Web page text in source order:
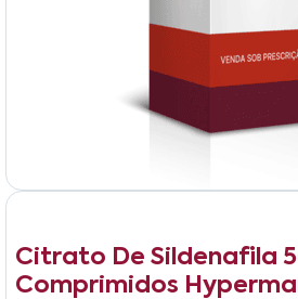
Citrato De Sildenafila
Comprimidos